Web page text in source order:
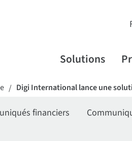
Solutions
/ Digi International lance une
financiers